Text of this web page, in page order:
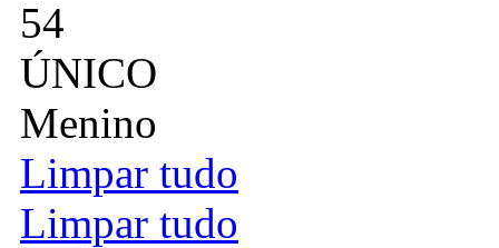
54
ÚNICO
Menino
Limpar tudo
Limpar tudo